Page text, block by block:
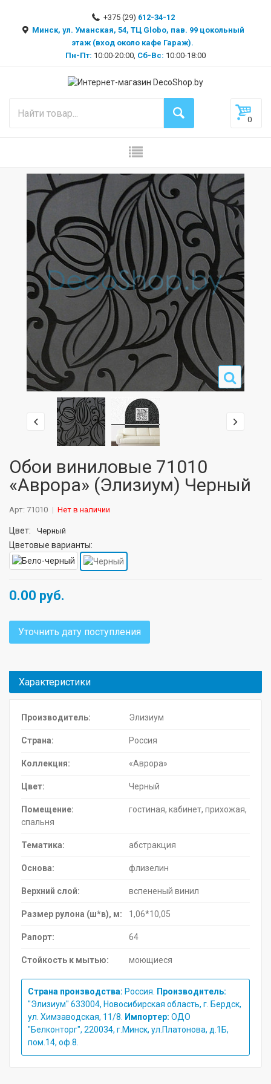
+375 (29) 612-34-12
Минск, ул. Уманская, 54, ТЦ Globo, пав. 99 цокольный
этаж (вход около кафе Гараж).
Пн-Пт: 10:00-20:00, Сб-Вс: 10:00-18:00
0
Обои виниловые 71010
«Аврора» (Элизиум) Черный
Арт: 71010 Нет в наличии
Цвет: Черный
Цветовые варианты:
0.00 руб.
Уточнить дату поступления
Характеристики
Производитель: Элизиум
Страна: Россия
Коллекция: «Аврора»
Цвет: Черный
Помещение:
гостиная, кабинет, прихожая,
спальня
Тематика: абстракция
Основа: флизелин
Верхний слой: вспененый винил
Размер рулона (ш*в), м: 1,06*10,05
Рапорт: 64
Стойкость к мытью: моющиеся
Страна производства: Россия.
Производитель:
"Элизиум" 633004, Новосибирская область, г. Бердск,
ул. Химзаводская, 11/8.
Импортер: ОДО
"Белконторг", 220034, г.Минск, ул.Платонова, д.1Б,
пом.14, оф.8.